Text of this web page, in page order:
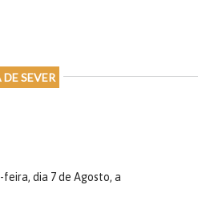
SEVER
dia 7 de Agosto, a